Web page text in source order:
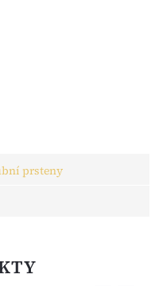
prsteny